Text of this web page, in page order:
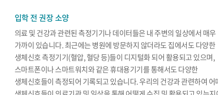
입학 전 권장 소양
의료 및 건강과 관련된 측정기기나 데이터들은 내 주변의 일상에서 매우
가까이 있습니다. 최근에는 병원에 방문하지 않더라도 집에서도 다양한
생체신호 측정기기(혈압, 혈당 등)들이 디지털화 되어 활용되고 있으며,
스마트폰이나 스마트워치와 같은 휴대용기기를 통해서도 다양한
생체신호들이 측정되어 기록되고 있습니다. 우리의 건강과 관련하여 어